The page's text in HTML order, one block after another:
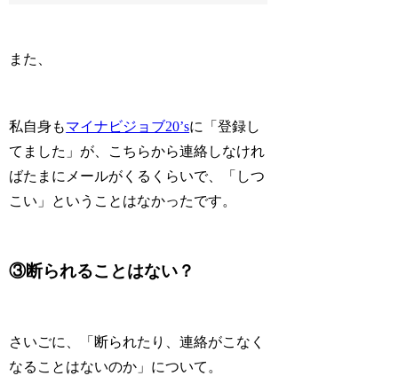
また、
私自身もマイナビジョブ20’sに「登録し
てました」が、こちらから連絡しなけれ
ばたまにメールがくるくらいで、「しつ
こい」ということはなかったです。
③断られることはない？
さいごに、「断られたり、連絡がこなく
なることはないのか」について。